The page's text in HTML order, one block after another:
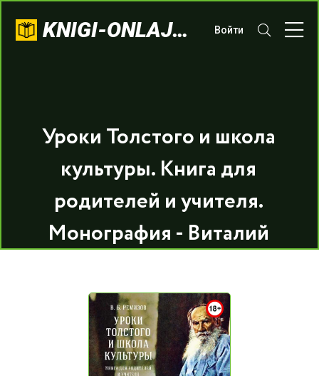
KNIGI-ONLAJN.COM Войти
Уроки Толстого и школа
культуры. Книга для
родителей и учителя.
Монография - Виталий